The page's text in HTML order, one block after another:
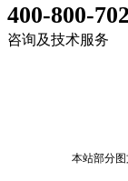
400-800-
咨询及技术服务
本站部分